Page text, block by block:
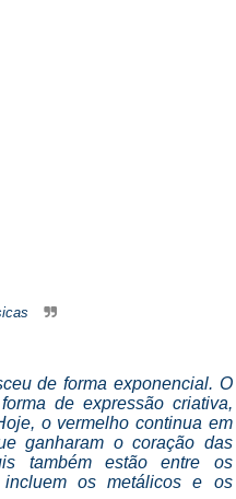
de forma exponencial. O
de expressão criativa,
o vermelho continua em
ganharam o coração das
também estão entre os
incluem os metálicos e os